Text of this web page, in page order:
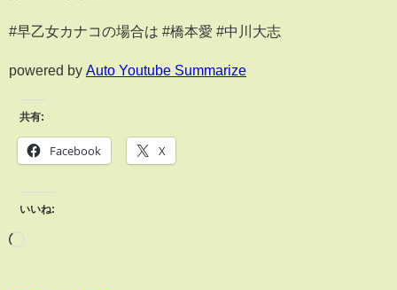
#早乙女カナコの場合は #橋本愛 #中川大志
powered by Auto Youtube Summarize
共有:
Facebook X
いいね: